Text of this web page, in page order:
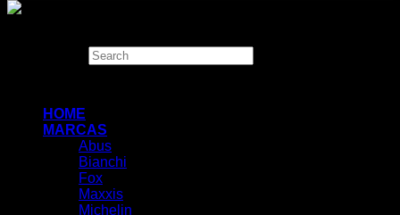
HOME
MARCAS
Abus
Bianchi
Fox
Maxxis
Michelin